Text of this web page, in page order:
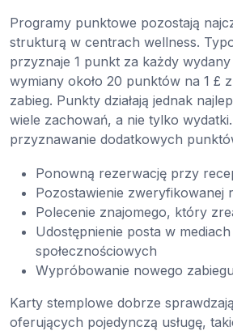
Programy punktowe pozostają
strukturą w centrach wellness.
przyznaje 1 punkt za każdy
wymiany około 20 punktów na 1 £
zabieg. Punkty działają jednak
wiele zachowań, a nie tylko
przyznawanie dodatkowych
Ponowną rezerwację przy
Pozostawienie zweryfikowanej
Polecenie znajomego, który
Udostępnienie posta w mediach
społecznościowych
Wypróbowanie nowego
Karty stemplowe dobrze
oferujących pojedynczą usługę,